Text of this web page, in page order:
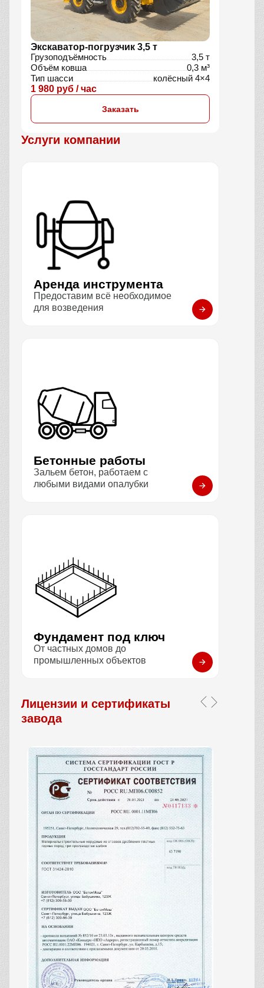
Экскаватор-погрузчик 3,5 т
Грузоподъёмность
3,5 т
Объём ковша
0,3 м³
Тип шасси
колёсный 4×4
1 980 руб / час
Заказать
Услуги компании
Аренда инструмента
Предоставим всё необходимое
для возведения
Бетонные работы
Зальем бетон, работаем с
любыми видами опалубки
Фундамент под ключ
От частных домов до
промышленных объектов
Лицензии и сертификаты
завода